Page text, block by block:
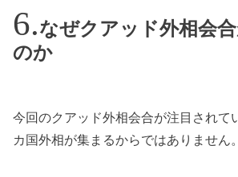
なぜクアッド外相会
のか
今回のクアッド外相会合が注目されて
カ国外相が集まるからではありません。